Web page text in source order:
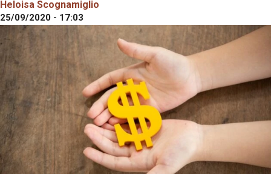
Heloisa Scognamiglio
25/09/2020 - 17:03